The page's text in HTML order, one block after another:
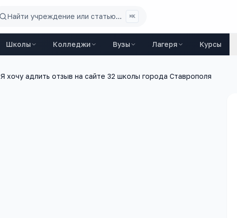
Найти учреждение или статью... ⌘K
Школы Колледжи Вузы Лагеря Курсы
Я хочу адлить отзыв на сайте 32 школы города Ставрополя